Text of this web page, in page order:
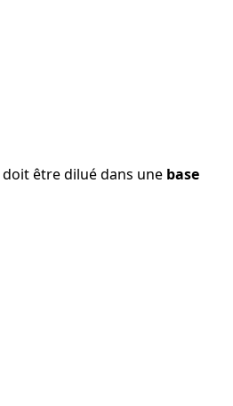
doit être dilué dans une base